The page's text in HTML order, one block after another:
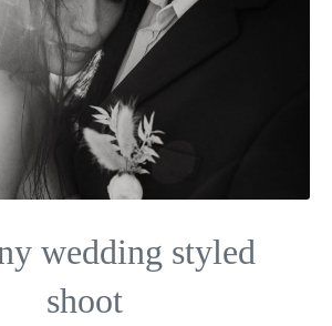
wedding styled
shoot